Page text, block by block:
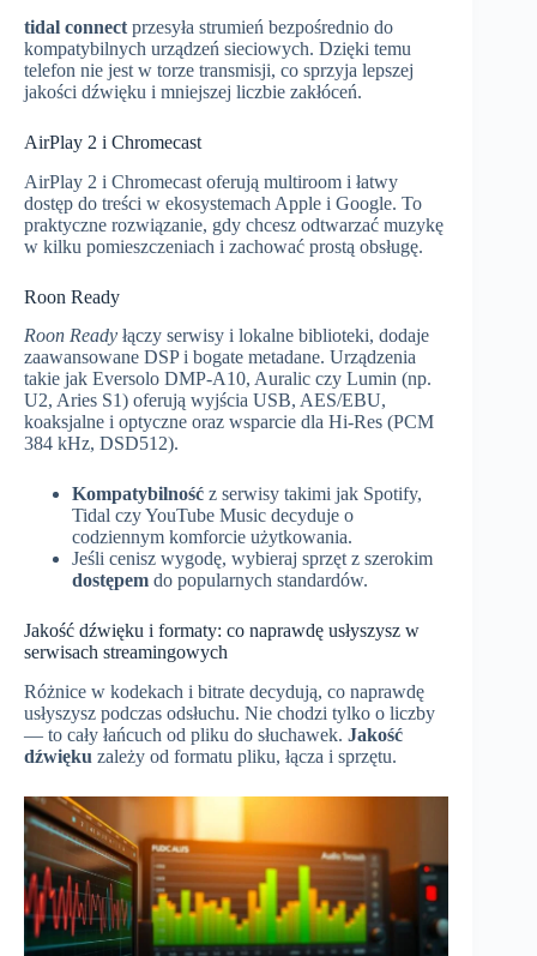
tidal connect przesyła strumień bezpośrednio do
kompatybilnych urządzeń sieciowych. Dzięki temu
telefon nie jest w torze transmisji, co sprzyja lepszej
jakości dźwięku i mniejszej liczbie zakłóceń.
AirPlay 2 i Chromecast
AirPlay 2 i Chromecast oferują multiroom i łatwy
dostęp do treści w ekosystemach Apple i Google. To
praktyczne rozwiązanie, gdy chcesz odtwarzać muzykę
w kilku pomieszczeniach i zachować prostą obsługę.
Roon Ready
Roon Ready łączy serwisy i lokalne biblioteki, dodaje
zaawansowane DSP i bogate metadane. Urządzenia
takie jak Eversolo DMP‑A10, Auralic czy Lumin (np.
U2, Aries S1) oferują wyjścia USB, AES/EBU,
koaksjalne i optyczne oraz wsparcie dla Hi‑Res (PCM
384 kHz, DSD512).
Kompatybilność z serwisy takimi jak Spotify,
Tidal czy YouTube Music decyduje o
codziennym komforcie użytkowania.
Jeśli cenisz wygodę, wybieraj sprzęt z szerokim
dostępem do popularnych standardów.
Jakość dźwięku i formaty: co naprawdę usłyszysz w
serwisach streamingowych
Różnice w kodekach i bitrate decydują, co naprawdę
usłyszysz podczas odsłuchu. Nie chodzi tylko o liczby
— to cały łańcuch od pliku do słuchawek. Jakość
dźwięku zależy od formatu pliku, łącza i sprzętu.